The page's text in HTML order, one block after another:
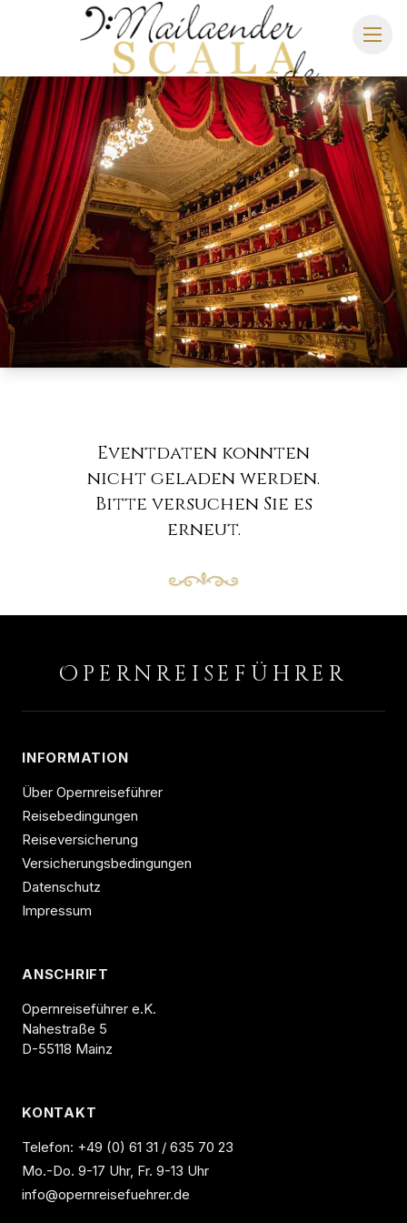
MAILÄNDER SCALA
SPIELPLAN 2026/2027
SITZPLAN HOTELS
Eventdaten konnten
nicht geladen werden.
Bitte versuchen Sie es
erneut.
O PERNREISEFÜHRER
INFORMATION
Über Opernreiseführer
Reisebedingungen
Reiseversicherung
Versicherungsbedingungen
Datenschutz
Impressum
ANSCHRIFT
Opernreiseführer e.K.
Nahestraße 5
D-55118 Mainz
KONTAKT
Telefon: +49 (0) 61 31 / 635 70 23
Mo.-Do. 9-17 Uhr, Fr. 9-13 Uhr
info@opernreisefuehrer.de